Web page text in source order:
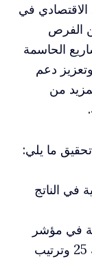
الاقتصادي في
الفرص
الحاسمة
دعم
من
في الناتج
في مؤشر
أداء الخدمات اللوجستية إلى المرتبة 25 وترتيب